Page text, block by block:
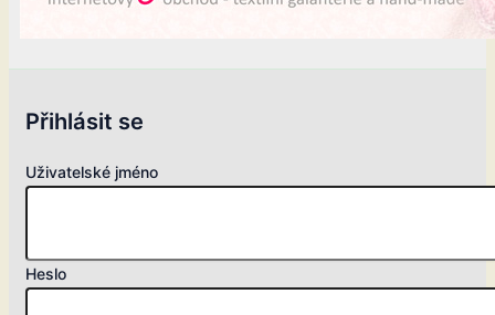
Přihlásit se
Uživatelské jméno
Heslo